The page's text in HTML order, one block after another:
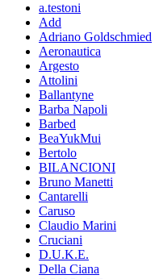
a.testoni
Add
Adriano Goldschmied
Aeronautica
Argesto
Attolini
Ballantyne
Barba Napoli
Barbed
BeaYukMui
Bertolo
BILANCIONI
Bruno Manetti
Cantarelli
Caruso
Claudio Marini
Cruciani
D.U.K.E.
Della Ciana